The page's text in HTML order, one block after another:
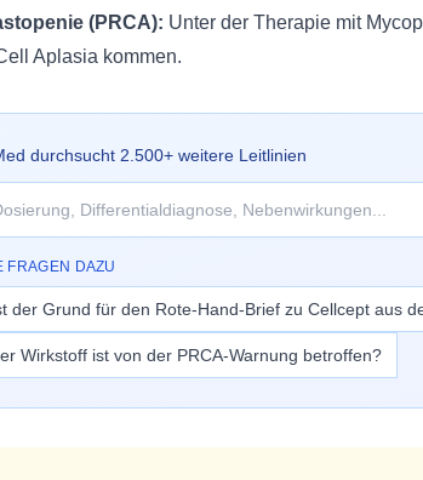
(PRCA): Unter der Therapie mit
Aplasia kommen.
durchsucht 2.500+ weitere Leitlinien
FRAGEN DAZU
der Grund für den Rote-Hand-Brief zu Cellcept aus
Wirkstoff ist von der PRCA-Warnung betroffen?